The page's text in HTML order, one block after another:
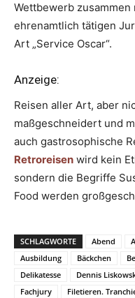
Wettbewerb
ehrenamtlich tätigen
Art „Service Oscar“.
Anzeige:
Reisen aller Art, aber
maßgeschneidert und
auch gastrosophische
Retroreisen wird kein
sondern die Begriffe
Food werden
SCHLAGWORTE Abend
Ausbildung
Bäckchen
Delikatesse
Dennis
Fachjury
Filetieren.